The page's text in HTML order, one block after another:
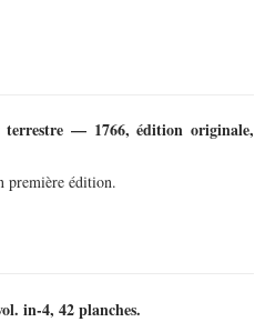
terrestre — 1766, édition originale,
première édition.
in-4, 42 planches.